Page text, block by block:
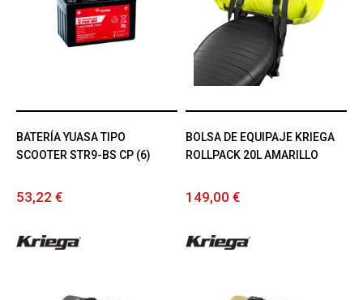
BATERÍA YUASA TIPO
SCOOTER STR9-BS CP (6)
53,22 €
BOLSA DE EQUIPAJE KRIEGA
ROLLPACK 20L AMARILLO
149,00 €